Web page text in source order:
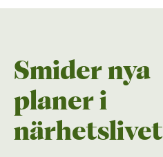
Smider nya
planer i
närhetslivet